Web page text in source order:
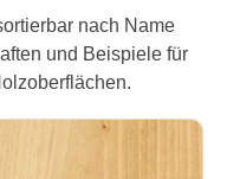
nach Name
und Beispiele für